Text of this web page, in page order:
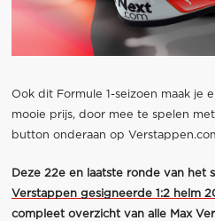
Ook dit Formule 1-seizoen maak je
mooie prijs, door mee te spelen
button onderaan op
Deze 22e en laatste ronde van het
Verstappen gesigneerde 1:2 helm
compleet overzicht van alle Max